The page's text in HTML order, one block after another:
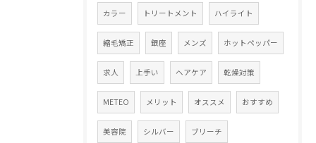
カラー トリートメント ハイライト
縮毛矯正 銀座 メンズ ホットペッパー
求人 上手い ヘアケア 乾燥対策
METEO メリット オススメ おすすめ
美容院 シルバー ブリーチ